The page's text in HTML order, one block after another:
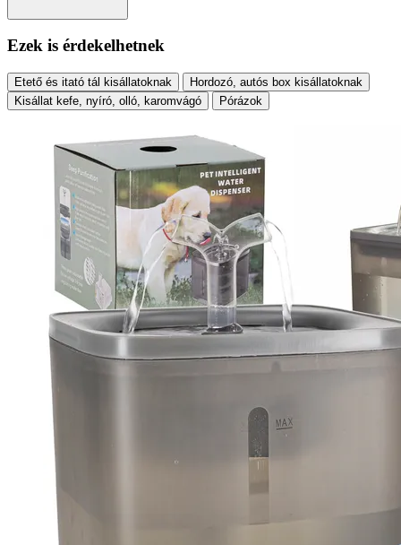
Ezek is érdekelhetnek
Etető és itató tál kisállatoknak
Hordozó, autós box kisállatoknak
Kisállat kefe, nyíró, olló, karomvágó
Pórázok